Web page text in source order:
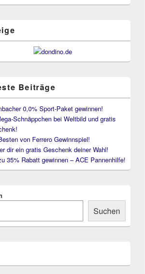
Beiträge
0,0% Sport-Paket gewinnen!
Schnäppchen bei Weltbild und gratis
von Ferrero Gewinnspiel!
dir ein gratis Geschenk deiner Wahl!
35% Rabatt gewinnen – ACE Pannenhilfe!
Suchen